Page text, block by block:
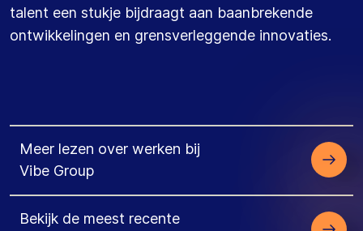
talent een stukje bijdraagt aan baanbrekende
ontwikkelingen en grensverleggende innovaties.
Meer lezen over werken bij
Vibe Group
Bekijk de meest recente